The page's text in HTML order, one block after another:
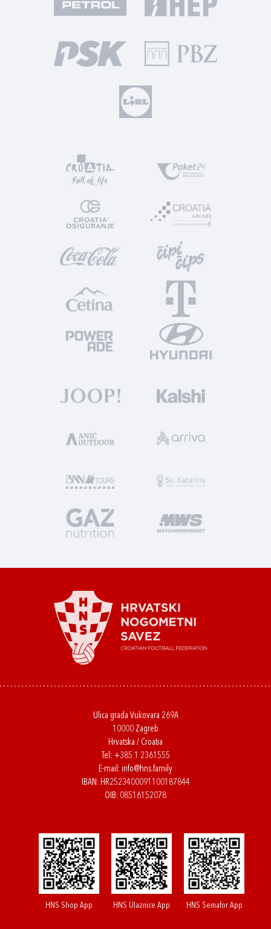
Ulica grada Vukovara 269A
10000 Zagreb
Hrvatska / Croatia
Tel: +385 1 2361555
E-mail: info@hns.family
IBAN: HR2523400091100187844
OIB: 08516152078
HNS Shop App HNS Ulaznice App HNS Semafor App